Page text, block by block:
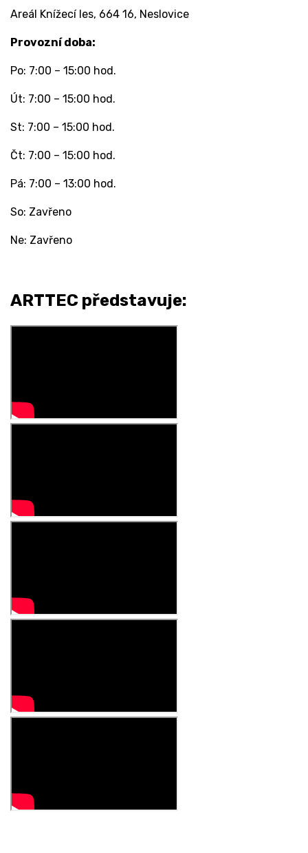
Areál Knížecí les, 664 16, Neslovice
Provozní doba:
Po: 7:00 – 15:00 hod.
Út: 7:00 – 15:00 hod.
St: 7:00 – 15:00 hod.
Čt: 7:00 – 15:00 hod.
Pá: 7:00 – 13:00 hod.
So: Zavřeno
Ne: Zavřeno
ARTTEC představuje: